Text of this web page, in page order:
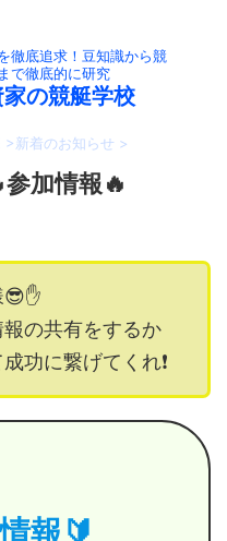
徹底追求！豆知識から競
で徹底的に研究
の競艇学校
>新着のお知らせ >
加情報🔥
の共有をするか
功に繋げてくれ❗️
報🔰